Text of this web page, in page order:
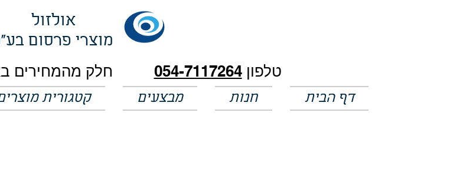
אולזול
מוצרי פרסום
טלפון054-7117264
דף הבית חנות מבצעים קטגורית